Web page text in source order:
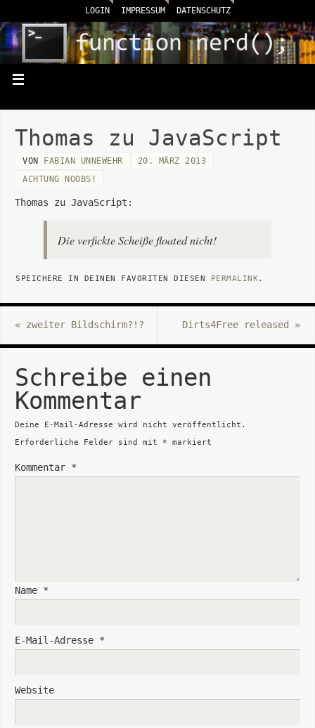
LOGIN IMPRESSUM DATENSCHUTZ
Thomas zu JavaScript
VON FABIAN UNNEWEHR
20. MÄRZ 2013
ACHTUNG NOOBS!
Thomas zu JavaScript:
Die verfickte Scheiße floated nicht!
SPEICHERE IN DEINEN FAVORITEN DIESEN PERMALINK.
« zweiter Bildschirm?!? Dirts4Free released »
Schreibe einen
Kommentar
Deine E-Mail-Adresse wird nicht veröffentlicht.
Erforderliche Felder sind mit * markiert
Kommentar *
Name *
E-Mail-Adresse *
Website